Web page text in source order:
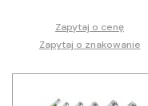
Zapytaj o cenę
Zapytaj o znakowanie